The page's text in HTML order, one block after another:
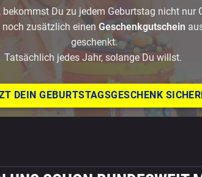
Du zu jedem Geburtstag nicht nur
zusätzlich einen Geschenkgutschein
geschenkt.
Tatsächlich jedes Jahr, solange Du willst.
DEIN GEBURTSTAGSGESCHENK